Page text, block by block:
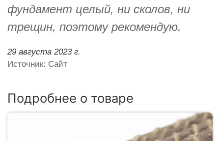
фундамент целый, ни сколов, ни
трещин, поэтому рекомендую.
29 августа 2023 г.
Источник: Сайт
Подробнее о товаре